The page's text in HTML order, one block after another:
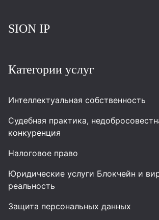
SION IP
Категории услуг
Интеллектуальная собственность
Судебная практика,
конкуренция
Налоговое право
Юридические услуги Блокчейн и
реальность
Защита персональных данных